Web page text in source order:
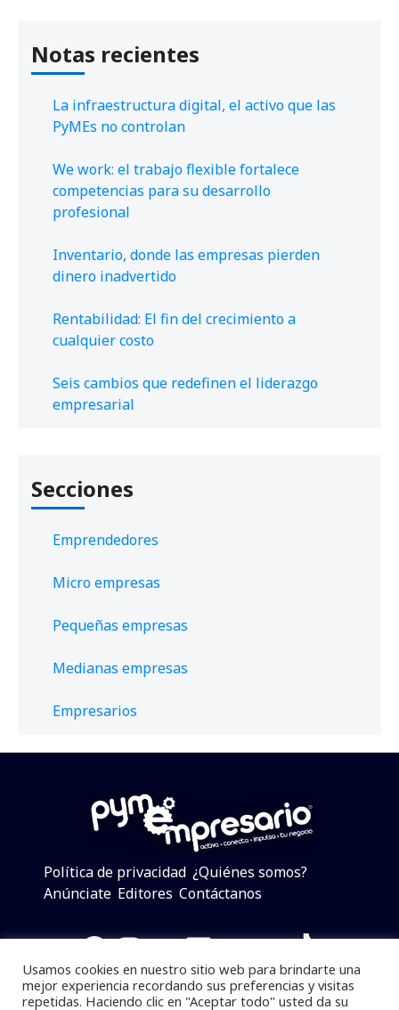
Notas recientes
La infraestructura digital, el activo que las
PyMEs no controlan
We work: el trabajo flexible fortalece
competencias para su desarrollo
profesional
Inventario, donde las empresas pierden
dinero inadvertido
Rentabilidad: El fin del crecimiento a
cualquier costo
Seis cambios que redefinen el liderazgo
empresarial
Secciones
Emprendedores
Micro empresas
Pequeñas empresas
Medianas empresas
Empresarios
Política de privacidad ¿Quiénes somos?
Anúnciate Editores Contáctanos
Facebook
Instagram
Twitter
LinkedIn
Telegram
YouTube
TikTok
Usamos cookies en nuestro sitio web para brindarte una
mejor experiencia recordando sus preferencias y visitas
repetidas. Haciendo clic en "Aceptar todo" usted da su